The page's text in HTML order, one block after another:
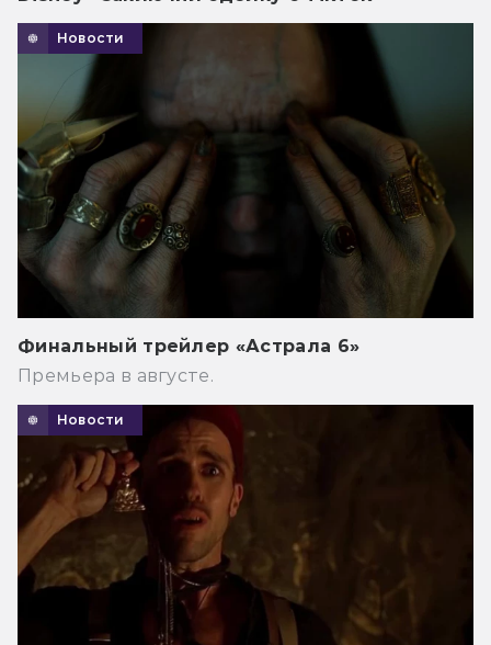
Новости
Финальный трейлер «Астрала 6»
Премьера в августе.
Новости